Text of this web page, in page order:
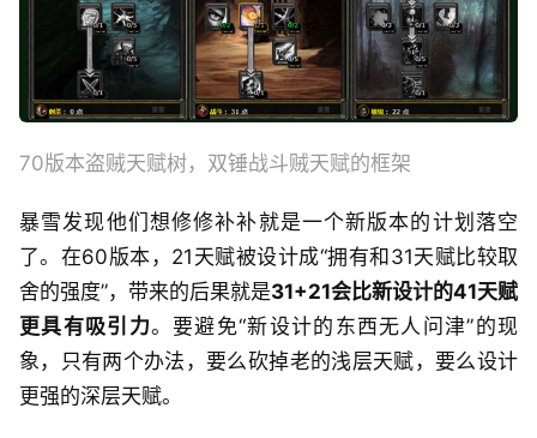
70版本盗贼天赋树，双锤战斗贼天赋的框架
暴雪发现他们想修修补补就是一个新版本的计划落空
了。在60版本，21天赋被设计成“拥有和31天赋比较取
舍的强度”，带来的后果就是31+21会比新设计的41天赋
更具有吸引力。要避免“新设计的东西无人问津”的现
象，只有两个办法，要么砍掉老的浅层天赋，要么设计
更强的深层天赋。